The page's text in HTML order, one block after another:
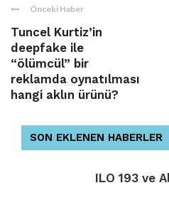
Önceki Haber
Tuncel Kurtiz’in
deepfake ile
“ölümcül” bir
reklamda oynatılması
hangi aklın ürünü?
SON EKLENEN HABERLER
ILO 193 ve